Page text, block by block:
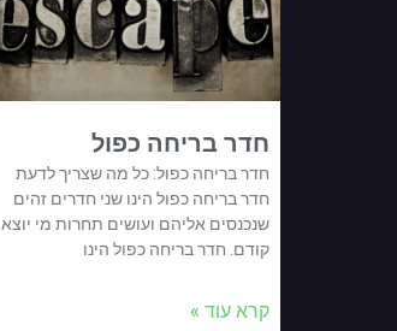
חדר בריחה כפול
חדר בריחה כפול: כל מה שצריך לדעת
חדר בריחה כפול הינו שני חדרים זהים
שנכנסים אליהם ועושים תחרות מי יוצא
קודם. חדר בריחה כפול הינו
קרא עוד »